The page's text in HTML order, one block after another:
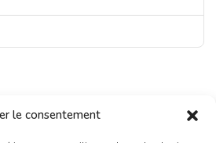
le consentement